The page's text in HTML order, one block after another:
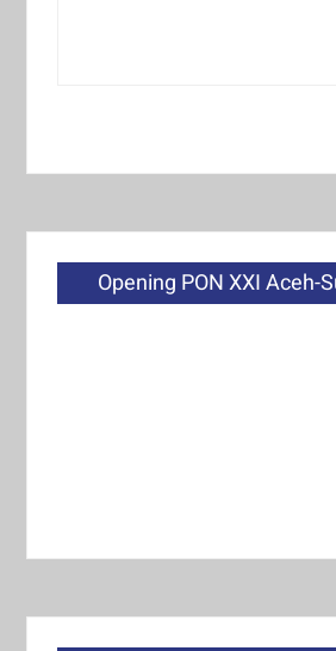
Opening PON XXI Aceh-